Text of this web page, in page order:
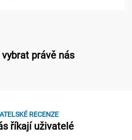
právě nás
RECENZE
říkají uživatelé